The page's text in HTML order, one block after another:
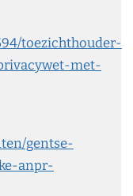
toezichthouder-
met-
gentse-
anpr-